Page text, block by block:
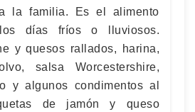
la familia. Es el alimento
días fríos o lluviosos.
y quesos rallados, harina,
salsa Worcestershire,
y algunos condimentos al
de jamón y queso